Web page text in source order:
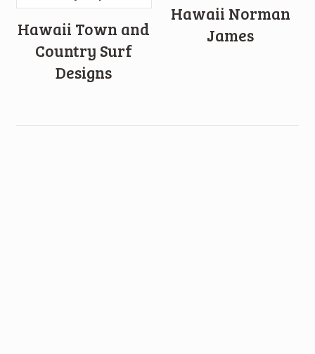
Hawaii Town and
Country Surf
Designs
Hawaii Norman
James